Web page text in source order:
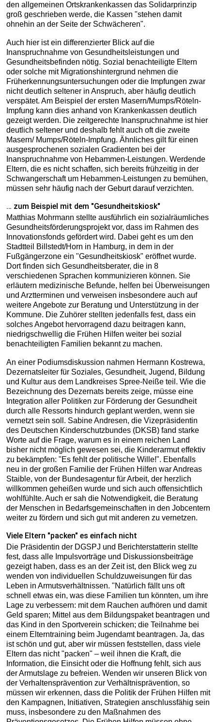
den allgemeinen Ortskrankenkassen das Solidarprinzip
groß geschrieben werde, die Kassen "stehen damit
ohnehin an der Seite der Schwächeren".
Auch hier ist ein differenzierter Blick auf die
Inanspruchnahme von Gesundheitsleistungen und
Gesundheitsbefinden nötig. Sozial benachteiligte Eltern
oder solche mit Migrationshintergrund nehmen die
Früherkennungsuntersuchungen oder die Impfungen zwar
nicht deutlich seltener in Anspruch, aber häufig deutlich
verspätet. Am Beispiel der ersten Masern/Mumps/Röteln-
Impfung kann dies anhand von Krankenkassen deutlich
gezeigt werden. Die zeitgerechte Inanspruchnahme ist hier
deutlich seltener und deshalb fehlt auch oft die zweite
Masern/ Mumps/Röteln-Impfung. Ähnliches gilt für einen
ausgesprochenen sozialen Gradienten bei der
Inanspruchnahme von Hebammen-Leistungen. Werdende
Eltern, die es nicht schaffen, sich bereits frühzeitig in der
Schwangerschaft um Hebammen-Leistungen zu bemühen,
müssen sehr häufig nach der Geburt darauf verzichten.
… zum Beispiel mit dem "Gesundheitskiosk"
Matthias Mohrmann stellte ausführlich ein sozialräumliches
Gesundheitsförderungsprojekt vor, dass im Rahmen des
Innovationsfonds gefördert wird. Dabei geht es um den
Stadtteil Billstedt/Horn in Hamburg, in dem in der
Fußgängerzone ein "Gesundheitskiosk" eröffnet wurde.
Dort finden sich Gesundheitsberater, die in 8
verschiedenen Sprachen kommunizieren können. Sie
erläutern medizinische Befunde, helfen bei Überweisungen
und Arztterminen und verweisen insbesondere auch auf
weitere Angebote zur Beratung und Unterstützung in der
Kommune. Die Zuhörer stellten jedenfalls fest, dass ein
solches Angebot hervorragend dazu beitragen kann,
niedrigschwellig die Frühen Hilfen weiter bei sozial
benachteiligten Familien bekannt zu machen.
An einer Podiumsdiskussion nahmen Hermann Kostrewa,
Dezernatsleiter für Soziales, Gesundheit, Jugend, Bildung
und Kultur aus dem Landkreises Spree-Neiße teil. Wie die
Bezeichnung des Dezernats bereits zeige, müsse eine
Integration aller Politiken zur Förderung der Gesundheit
durch alle Ressorts hindurch geplant werden, wenn sie
vernetzt sein soll. Sabine Andresen, die Vizepräsidentin
des Deutschen Kinderschutzbundes (DKSB) fand starke
Worte auf die Frage, warum es in einem reichen Land
bisher nicht möglich gewesen sei, die Kinderarmut effektiv
zu bekämpfen: "Es fehlt der politische Wille!". Ebenfalls
neu in der großen Familie der Frühen Hilfen war Andreas
Staible, von der Bundesagentur für Arbeit, der herzlich
willkommen geheißen wurde und sich auch offensichtlich
wohlfühlte. Auch er sah die Notwendigkeit, die Beratung
der Menschen in Bedarfsgemeinschaften in den Jobcentern
weiter zu fördern und sich gut mit anderen zu vernetzen.
Viele Eltern "packen" es einfach nicht
Die Präsidentin der DGSPJ und Berichterstatterin stellte
fest, dass alle Impulsvorträge und Diskussionsbeiträge
gezeigt haben, dass es an der Zeit ist, den Blick weg zu
wenden von individuellen Schuldzuweisungen für das
Leben in Armutsverhältnissen. "Natürlich fällt uns oft
schnell etwas ein, was diese Familien tun könnten, um ihre
Lage zu verbessern: mit dem Rauchen aufhören und damit
Geld sparen; Mittel aus dem Bildungspaket beantragen und
das Kind in den Sportverein schicken; die Teilnahme bei
einem Elterntraining beim Jugendamt beantragen. Ja, das
ist schön und gut, aber wir müssen feststellen, dass viele
Eltern das nicht "packen" – weil ihnen die Kraft, die
Information, die Einsicht oder die Hoffnung fehlt, sich aus
der Armutslage zu befreien. Wenden wir unseren Blick von
der Verhaltensprävention zur Verhältnisprävention, so
müssen wir erkennen, dass die Politik der Frühen Hilfen mit
den Kampagnen, Initiativen, Strategien anschlussfähig sein
muss, insbesondere zu den Maßnahmen des